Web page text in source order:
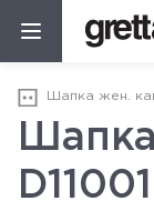
Шапка жен.